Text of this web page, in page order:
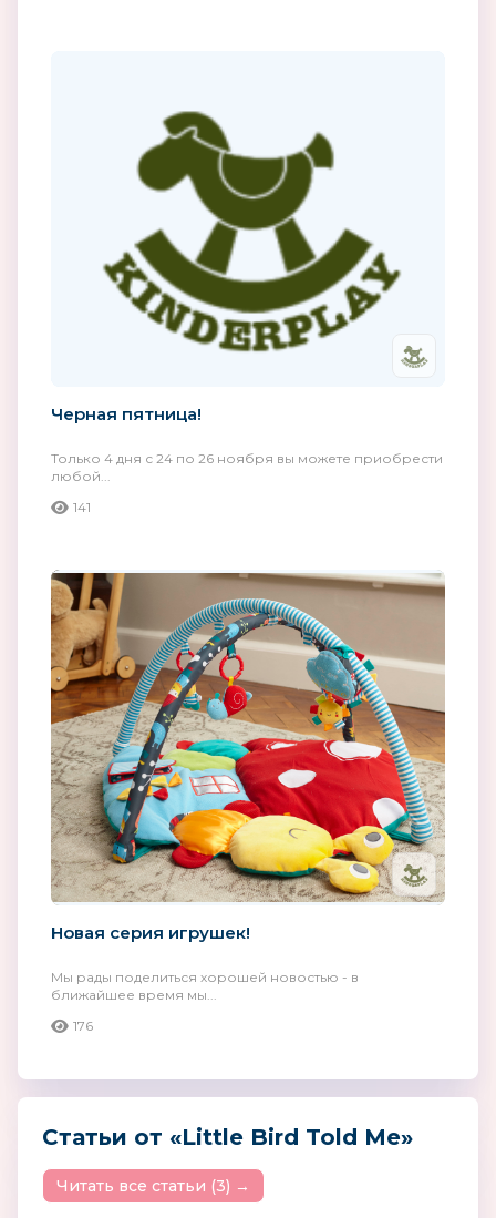
Черная пятница!
Только 4 дня с 24 по 26 ноября вы можете приобрести
любой...
141
Новая серия игрушек!
Мы рады поделиться хорошей новостью - в
ближайшее время мы...
176
Статьи от «Little Bird Told Me»
Читать все cтатьи (3) →